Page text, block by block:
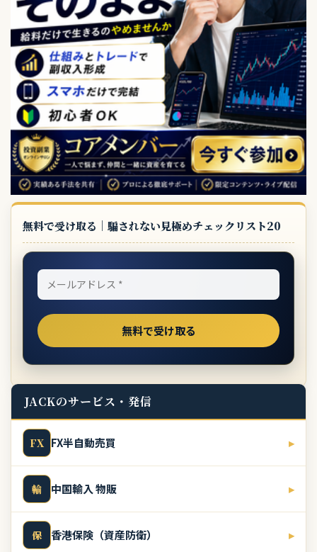
無料で受け取る｜騙されない見極めチェックリスト20
JACKのサービス・発信
FX FX半自動売買 ▸
輸 中国輸入 物販 ▸
保 香港保険（資産防衛） ▸